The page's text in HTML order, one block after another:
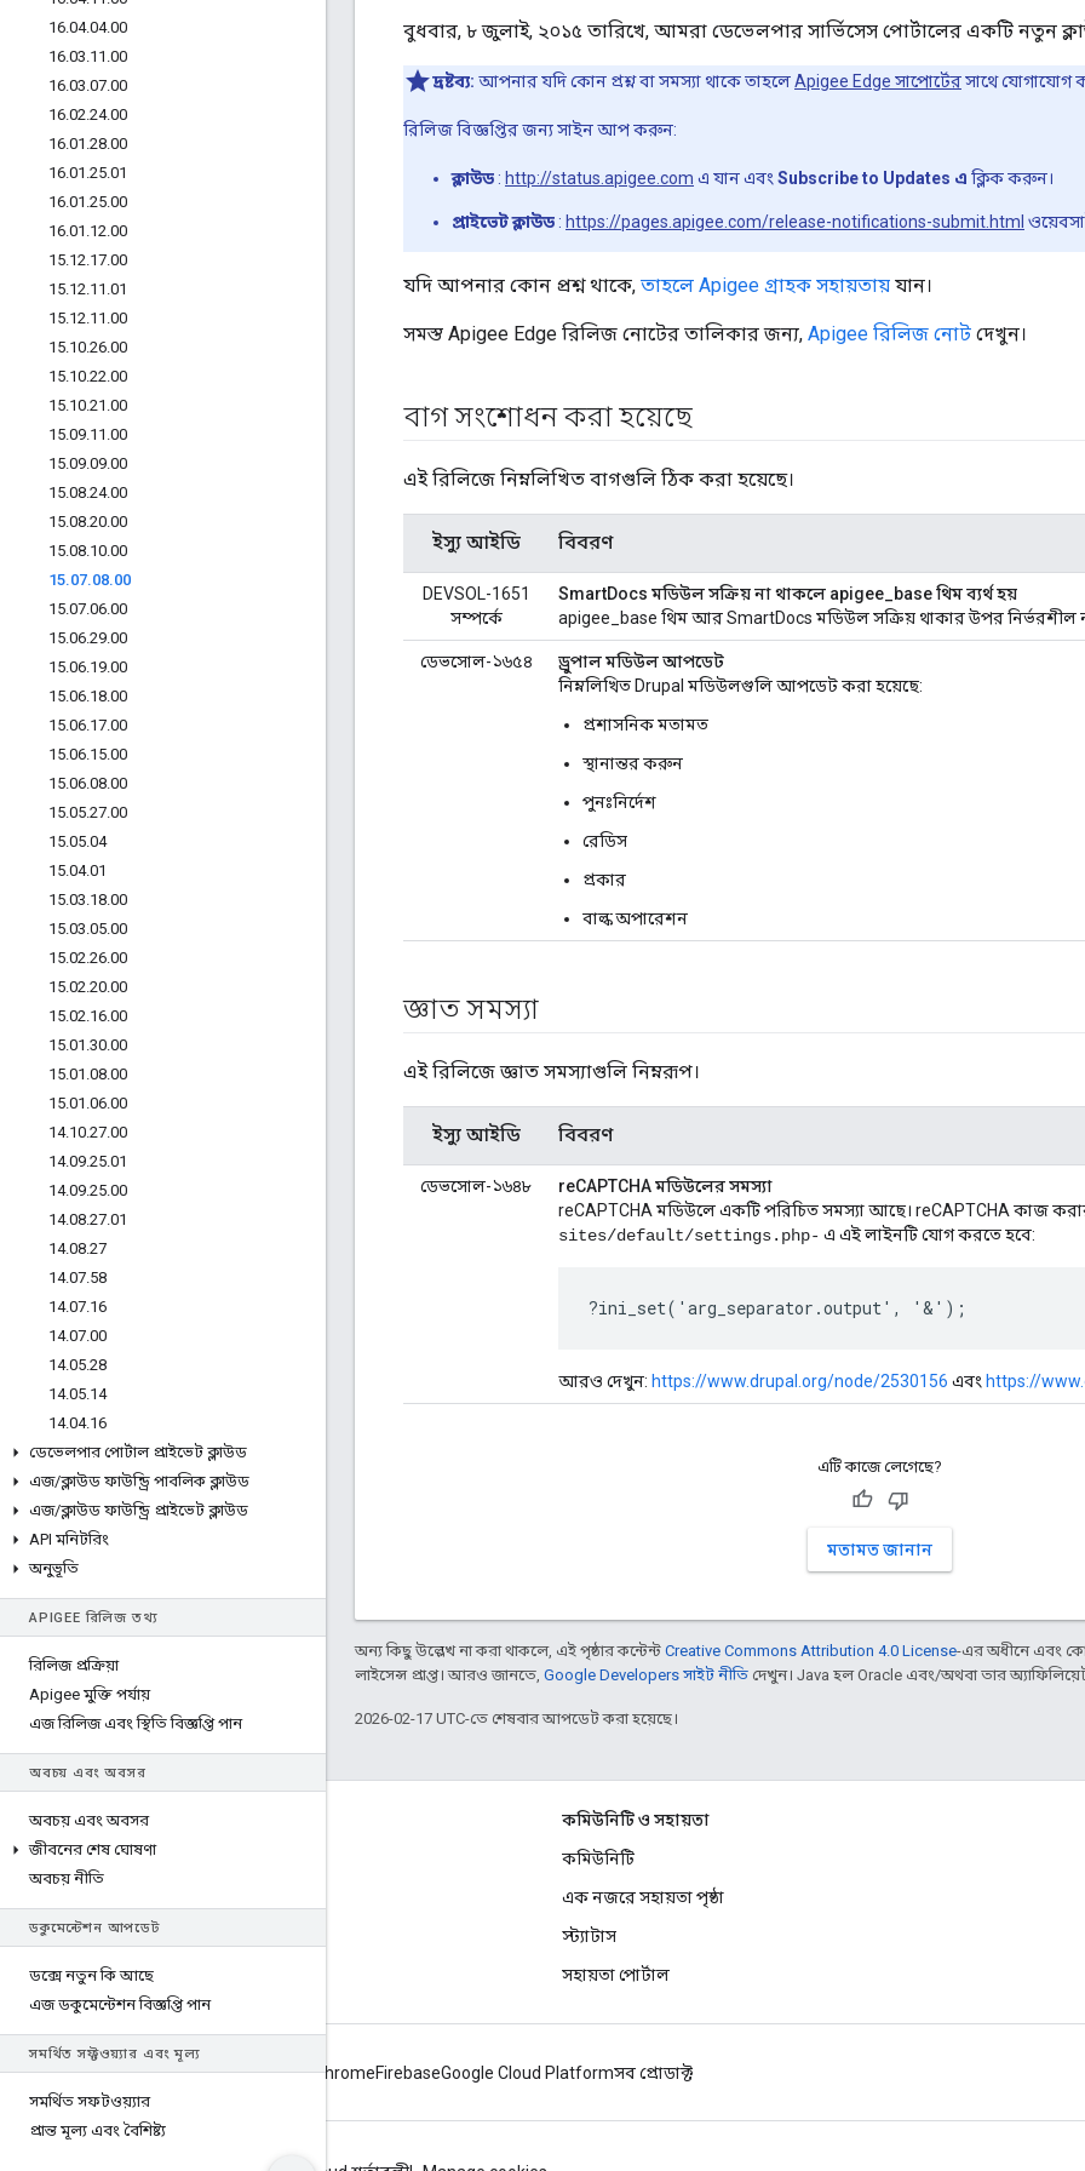
16.04.04.00
16.03.11 .00
16.03.07.00
16.02.24.00
16.01 .28.00
16.01 .25.01
16.01 .25.00
16.01 .12.00
15.12.17.00
15.12.11 .01
15.12.11 .00
15.10.26.00
15.10.22.00
15.10.21 .00
15.09.11 .00
15.09.09.00
15.08.24.00
15.08.20.00
15.08.10.00
15.07.08.00
15.07.06.00
15.06.29.00
15.06.19.00
15.06.18.00
15.06.17.00
15.06.15.00
15.06.08.00
15.05.27.00
15.05.04
15.04.01
15.03.18.00
15.03.05.00
15.02.26.00
15.02.20.00
15.02.16.00
15.01 .30.00
15.01 .08.00
15.01 .06.00
14.10.27.00
14.09.25.01
14.09.25.00
14.08.27.01
14.08.27
14.07.58
14.07.16
14.07.00
14.05.28
14.05.14
14.04.16
ডেভেলপার পোর্টাল প্রাইভেট ক্লাউড
এজ/ক্লাউড ফাউন্ড্রি পাবলিক ক্লাউড
এজ/ক্লাউড ফাউন্ড্রি প্রাইভেট ক্লাউড
API মনিটরিং
অনুভূতি
APIGEE রিলিজ তথ্য
রিলিজ প্রক্রিয়া
Apigee মুক্তি পর্যায়
এজ রিলিজ এবং স্থিতি বিজ্ঞপ্তি পান
অবচয় এবং অবসর
অবচয় এবং অবসর
জীবনের শেষ ঘোষণা
অবচয় নীতি
ডকুমেন্টেশন আপডেট
ডক্সে নতুন কি আছে
এজ ডকুমেন্টেশন বিজ্ঞপ্তি পান
সমর্থিত সফ্টওয়্যার এবং মূল্য
সমর্থিত সফটওয়্যার
প্রান্ত মূল্য এবং বৈশিষ্ট্য
বুধবার, ৮ জুলাই, ২০১৫ তারিখে, আমরা ডেভেলপার সার্ভিসেস পোর্টালের একটি নতুন
দ্রষ্টব্য: আপনার যদি কোন প্রশ্ন বা সমস্যা থাকে তাহলেApigee Edge সাপোর্টেরসাথে যোগাযোগ
রিলিজ বিজ্ঞপ্তির জন্য সাইন আপ করুন:
ক্লাউড : http://status.apigee.com এ যান এবং Subscribe to Updates এ ক্লিক করুন।
প্রাইভেট ক্লাউড : https://pages.apigee.com/release-notifications-submit.html
যদি আপনার কোন প্রশ্ন থাকে, তাহলে Apigee গ্রাহক সহায়তায় যান।
সমস্ত Apigee Edge রিলিজ নোটের তালিকার জন্য, Apigee রিলিজ নোট দেখুন।
বাগ সংশোধন করা হয়েছে
এই রিলিজে নিম্নলিখিত বাগগুলি ঠিক করা হয়েছে।
ইস্যু আইডি বিবরণ
DEVSOL-1651
সম্পর্কে
SmartDocs মডিউল সক্রিয় না থাকলে apigee_base থিম ব্যর্থ হয়
apigee_base থিম আর SmartDocs মডিউল সক্রিয় থাকার উপর নির্ভরশীল
ডেভসোল-১৬৫৪
ড্রুপাল মডিউল আপডেট
নিম্নলিখিত Drupal মডিউলগুলি আপডেট করা হয়েছে:
প্রশাসনিক মতামত
স্থানান্তর করুন
পুনঃনির্দেশ
রেডিস
প্রকার
বাল্ক অপারেশন
জ্ঞাত সমস্যা
এই রিলিজে জ্ঞাত সমস্যাগুলি নিম্নরূপ।
ইস্যু আইডি বিবরণ
ডেভসোল-১৬৪৮
reCAPTCHA মডিউলের সমস্যা
reCAPTCHA মডিউলে একটি পরিচিত সমস্যা আছে। reCAPTCHA কাজ
sites/default/settings.php- এ এই লাইনটি যোগ করতে হবে:
?ini_set('arg_separator.output', '&');
আরও দেখুন: https://www.drupal.org/node/2530156 এবং https://
এটি কাজে লেগেছে?
মতামত জানান
অন্য কিছু উল্লেখ না করা থাকলে, এই পৃষ্ঠার কন্টেন্ট Creative Commons Attribution 4.0 License-এর অধীনে এবং
লাইসেন্স প্রাপ্ত। আরও জানতে, Google Developers সাইট নীতি দেখুন। Java হল Oracle এবং/অথবা তার অ্যাফিলিয়েট
2026-02-17 UTC-তে শেষবার আপডেট করা হয়েছে।
Apigee সম্পর্কে
We're part of Google
পার্টনার
ই-বুক ও ওয়েবকাস্ট
কমিউনিটি ও সহায়তা
কমিউনিটি
এক নজরে সহায়তা পৃষ্ঠা
স্ট্যাটাস
সহায়তা পোর্টাল
AndroidChromeFirebaseGoogle Cloud Platformসব প্রোডাক্ট